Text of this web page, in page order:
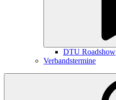
DTU Roadshow
Verbandstermine